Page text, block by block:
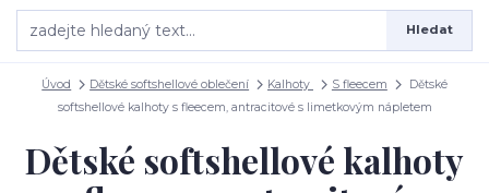
Hledat
Úvod Dětské softshellové oblečení Kalhoty S fleecem
Dětské
softshellové kalhoty s fleecem, antracitové s limetkovým nápletem
Dětské softshellové kalhoty